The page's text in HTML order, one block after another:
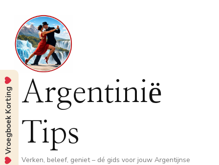
Argentinië
Tips
Verken, beleef, geniet – dé gids voor jouw Argentijnse
Vroegboek Korting